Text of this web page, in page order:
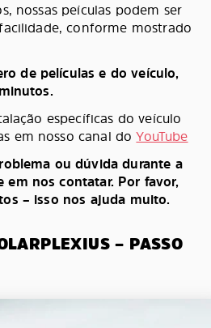
nossas peículas podem ser
conforme mostrado
de películas e do veículo,
específicas do veículo
em nosso canal doYouTube
ou dúvida durante a
em nos contatar. Por favor,
– isso nos ajuda muito.
– PASSO